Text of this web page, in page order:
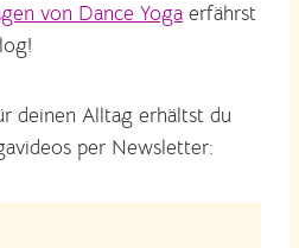
von Dance Yoga erfährst
deinen Alltag erhältst du
per Newsletter: